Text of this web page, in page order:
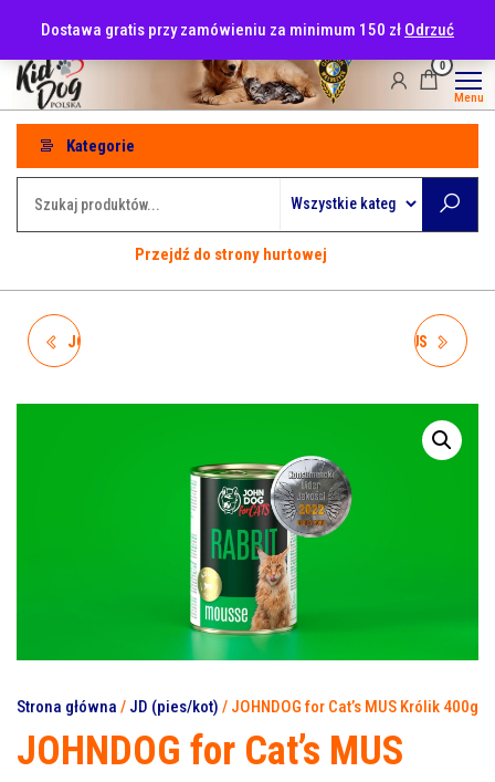
treści
Dostawa gratis przy zamówieniu za minimum 150 zł Odrzuć
0
Menu
Kategorie
Przejdź do strony hurtowej
JOHNDOG FOR CAT'S MUS JOHNDOG FOR CAT'S MUS
Strona główna / JD (pies/kot) / JOHNDOG for Cat’s MUS Królik 400g
JOHNDOG for Cat’s MUS